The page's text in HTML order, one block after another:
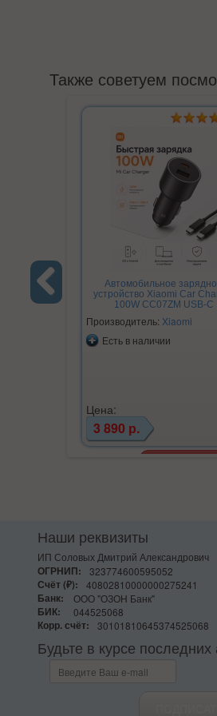
Также советуем
Автомобильное
устройство Xiaomi Car
100W CC07ZM USB-C
Производитель: Xiaomi
Есть в наличии
Цена:
3 890 р.
Наши реквизиты
ИП Соловых Дмитрий Александрович
ОГРНИП:
323774600595052
Счёт (₽):
40802810000000275241
Банк:
ООО "ОЗОН Банк"
БИК:
044525068
Корр. счёт:
30101810645374525068
Будьте в курсе последних